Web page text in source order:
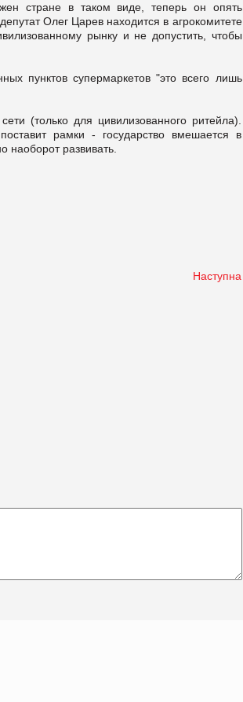
стране в таком виде, теперь он опять
Олег Царев находится в агрокомитете
рынку и не допустить, чтобы
пунктов супермаркетов "это всего лишь
(только для цивилизованного ритейла).
рамки - государство вмешается в
развивать.
Наступна